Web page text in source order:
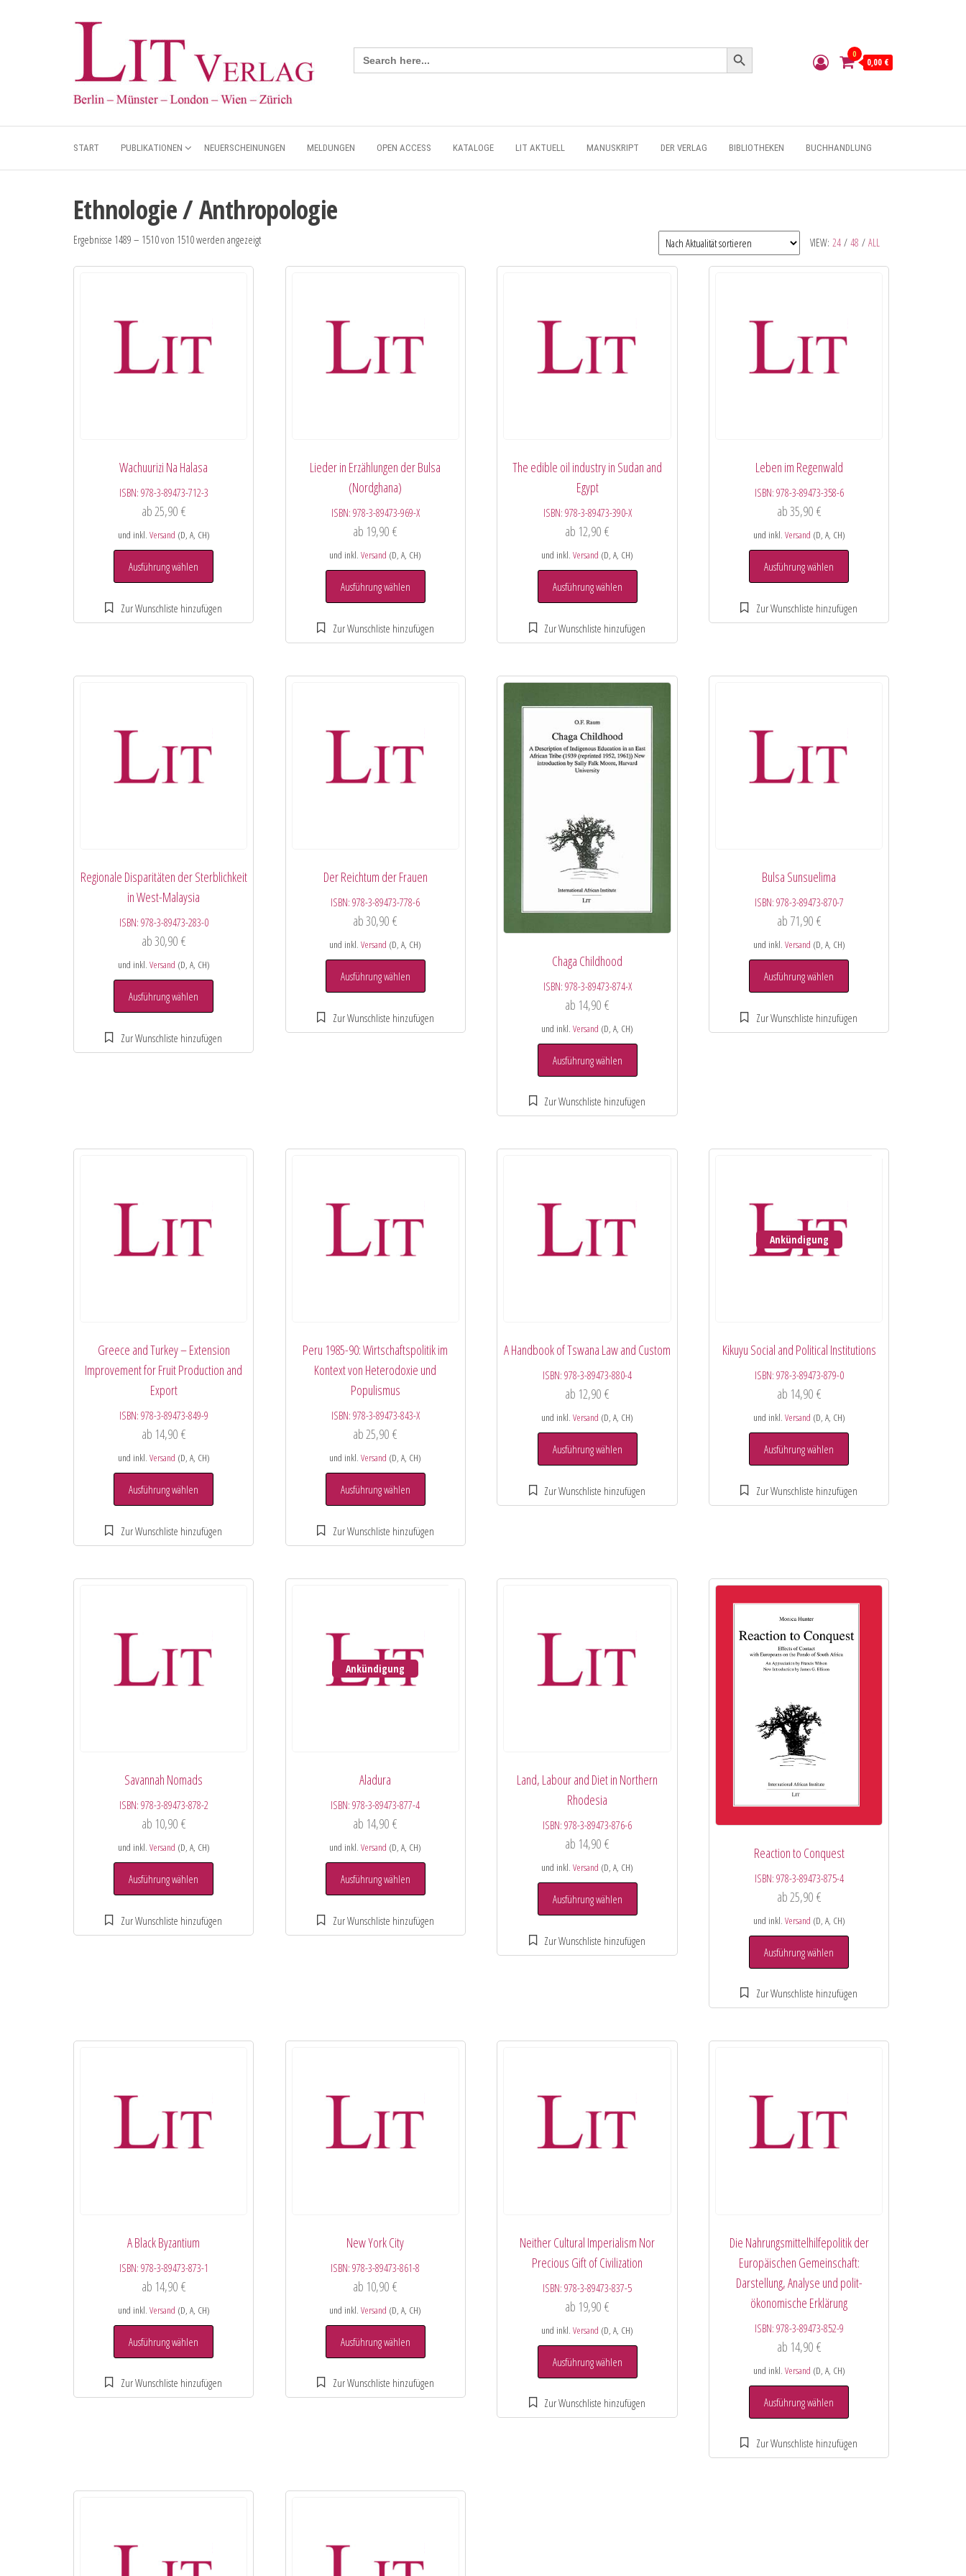
Search
for:
Search Button
0
0,00 €
START PUBLIKATIONEN NEUERSCHEINUNGEN MELDUNGEN OPEN ACCESS KATALOGE LIT AKTUELL MANUSKRIPT DER VERLAG BIBLIOTHEKEN BUCHHANDLUNG
Ethnologie / Anthropologie
VIEW: 24 / 48 / ALL
Ergebnisse 1489 – 1510 von 1510 werden angezeigt
Wachuurizi Na Halasa
ISBN: 978-3-89473-712-3
ab25,90 €
und inkl. Versand (D, A, CH)
Ausführung wählen
Lieder in Erzählungen der Bulsa
(Nordghana)
ISBN: 978-3-89473-969-X
ab 19,90€
und inkl.Versand (D, A, CH)
Ausführung wählen
The edible oil industry in Sudan and
Egypt
ISBN: 978-3-89473-390-X
ab 12,90€
und inkl.Versand (D, A, CH)
Ausführung wählen
Leben im Regenwald
ISBN: 978-3-89473-358-6
ab35,90 €
und inkl. Versand (D, A, CH)
Ausführung wählen
Regionale Disparitäten der Sterblichkeit
in West-Malaysia
ISBN: 978-3-89473-283-0
ab30,90 €
und inkl. Versand (D, A, CH)
Ausführung wählen
Der Reichtum der Frauen
ISBN:978-3-89473-778-6
ab30,90€
und inkl.Versand (D, A, CH)
Ausführung wählen
Chaga Childhood
ISBN: 978-3-89473-874-X
ab 14,90€
und inkl.Versand (D, A, CH)
Ausführung wählen
Bulsa Sunsuelima
ISBN: 978-3-89473-870-7
ab 71,90 €
und inkl. Versand (D, A, CH)
Ausführung wählen
Greece and Turkey – Extension
Improvement for Fruit Production and
Export
ISBN: 978-3-89473-849-9
ab 14,90 €
und inkl. Versand (D, A, CH)
Ausführung wählen
Peru 1985-90: Wirtschaftspolitik im
Kontext von Heterodoxie und
Populismus
ISBN: 978-3-89473-843-X
ab25,90€
und inkl.Versand (D, A, CH)
Ausführung wählen
A Handbook of Tswana Law and Custom
ISBN:978-3-89473-880-4
ab 12,90€
und inkl.Versand (D, A, CH)
Ausführung wählen
Ankündigung
Kikuyu Social and Political Institutions
ISBN: 978-3-89473-879-0
ab 14,90 €
und inkl. Versand (D, A, CH)
Ausführung wählen
Savannah Nomads
ISBN: 978-3-89473-878-2
ab 10,90 €
und inkl. Versand (D, A, CH)
Ausführung wählen
Ankündigung
Aladura
ISBN:978-3-89473-877-4
ab 14,90€
und inkl.Versand (D, A, CH)
Ausführung wählen
Land, Labour and Diet in Northern
Rhodesia
ISBN:978-3-89473-876-6
ab 14,90€
und inkl.Versand (D, A, CH)
Ausführung wählen
Reaction to Conquest
ISBN: 978-3-89473-875-4
ab25,90 €
und inkl. Versand (D, A, CH)
Ausführung wählen
A Black Byzantium
ISBN: 978-3-89473-873-1
ab 14,90 €
und inkl. Versand (D, A, CH)
Ausführung wählen
New York City
ISBN:978-3-89473-861-8
ab 10,90€
und inkl.Versand (D, A, CH)
Ausführung wählen
Neither Cultural Imperialism Nor
Precious Gift of Civilization
ISBN:978-3-89473-837-5
ab 19,90€
und inkl.Versand (D, A, CH)
Ausführung wählen
Die Nahrungsmittelhilfepolitik der
Europäischen Gemeinschaft:
Darstellung, Analyse und polit-
ökonomische Erklärung
ISBN: 978-3-89473-852-9
ab 14,90 €
und inkl. Versand (D, A, CH)
Ausführung wählen